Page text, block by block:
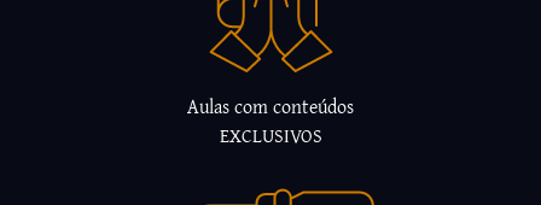
Aulas com conteúdos
EXCLUSIVOS